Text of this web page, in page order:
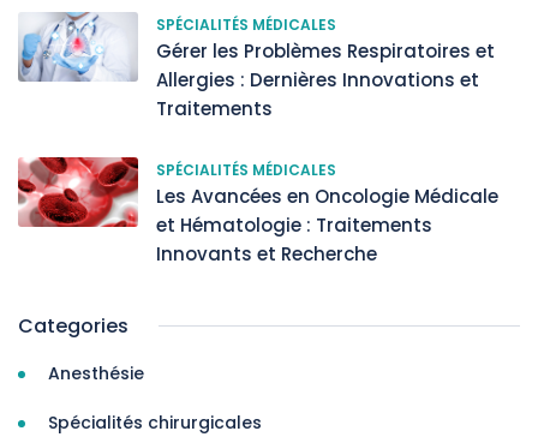
SPÉCIALITÉS MÉDICALES
Gérer les Problèmes Respiratoires et
Allergies : Dernières Innovations et
Traitements
SPÉCIALITÉS MÉDICALES
Les Avancées en Oncologie Médicale
et Hématologie : Traitements
Innovants et Recherche
Categories
Anesthésie
Spécialités chirurgicales